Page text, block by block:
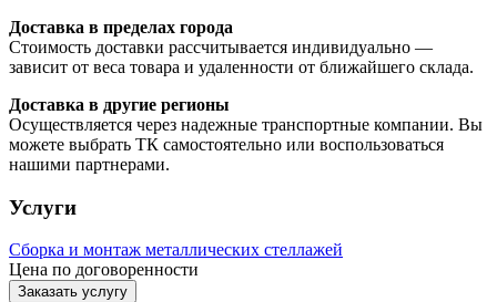
Доставка в пределах города
Стоимость доставки рассчитывается индивидуально —
зависит от веса товара и удаленности от ближайшего склада.
Доставка в другие регионы
Осуществляется через надежные транспортные компании. Вы
можете выбрать ТК самостоятельно или воспользоваться
нашими партнерами.
Услуги
Сборка и монтаж металлических стеллажей
Цена по договоренности
Заказать услугу